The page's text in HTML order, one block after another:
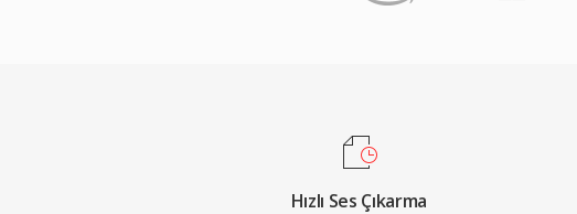
Hızlı Ses Çıkarma